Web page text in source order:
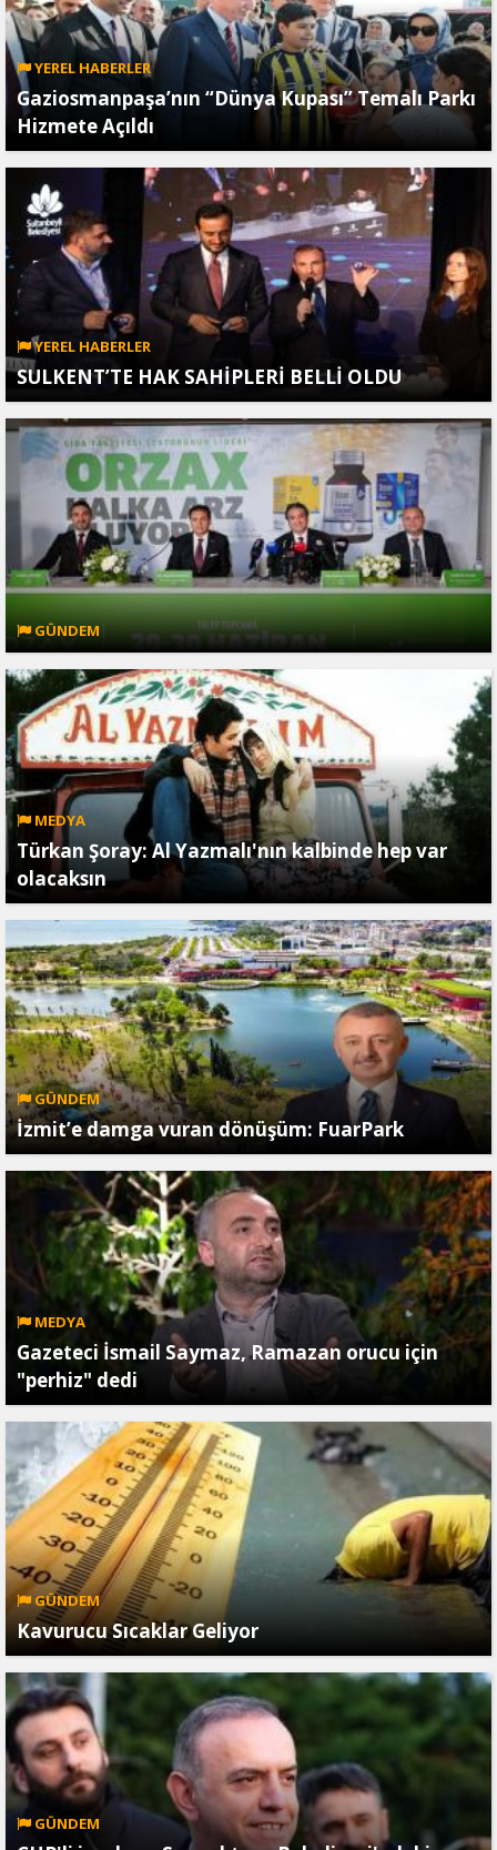
YEREL HABERLER
Gaziosmanpaşa’nın “Dünya Kupası” Temalı Parkı
Hizmete Açıldı
YEREL HABERLER
SULKENT’TE HAK SAHİPLERİ BELLİ OLDU
GÜNDEM
MEDYA
Türkan Şoray: Al Yazmalı'nın kalbinde hep var
olacaksın
GÜNDEM
İzmit’e damga vuran dönüşüm: FuarPark
MEDYA
Gazeteci İsmail Saymaz, Ramazan orucu için
"perhiz" dedi
GÜNDEM
Kavurucu Sıcaklar Geliyor
GÜNDEM